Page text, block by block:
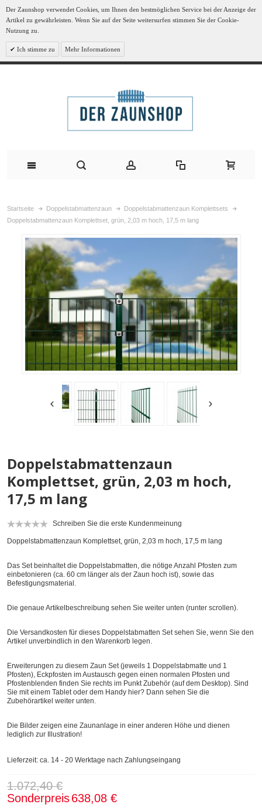
Der Zaunshop verwendet Cookies, um Ihnen den bestmöglichen Service bei der Anzeige der
Artikel zu gewährleisten. Wenn Sie auf der Seite weitersurfen stimmen Sie der Cookie-
Nutzung zu.
Ich stimme zu Mehr Informationen
Startseite Doppelstabmattenzaun
Doppelstabmattenzaun Komplettsets
Doppelstabmattenzaun Komplettset, grün, 2,03 m hoch, 17,5 m lang
Doppelstabmattenzaun
Komplettset, grün, 2,03 m hoch,
17,5 m lang
Schreiben Sie die erste Kundenmeinung
Doppelstabmattenzaun Komplettset, grün, 2,03 m hoch, 17,5 m lang
Das Set beinhaltet die Doppelstabmatten, die nötige Anzahl Pfosten zum
einbetonieren (ca. 60 cm länger als der Zaun hoch ist), sowie das
Befestigungsmaterial.
Die genaue Artikelbeschreibung sehen Sie weiter unten (runter scrollen).
Die Versandkosten für dieses Doppelstabmatten Set sehen Sie, wenn Sie den
Artikel unverbindlich in den Warenkorb legen.
Erweiterungen zu diesem Zaun Set (jeweils 1 Doppelstabmatte und 1
Pfosten), Eckpfosten im Austausch gegen einen normalen Pfosten und
Pfostenblenden finden Sie rechts im Punkt Zubehör (auf dem Desktop). Sind
Sie mit einem Tablet oder dem Handy hier? Dann sehen Sie die
Zubehörartikel weiter unten.
Die Bilder zeigen eine Zaunanlage in einer anderen Höhe und dienen
lediglich zur Illustration!
Lieferzeit: ca. 14 - 20 Werktage nach Zahlungseingang
1.072,40 €
Sonderpreis638,08 €